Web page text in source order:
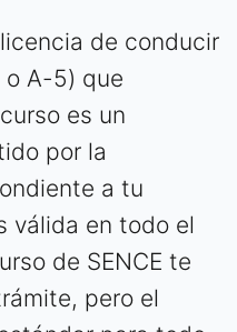
de conducir
o A-5) que
es un
por la
a tu
válida en todo el
de SENCE te
pero el